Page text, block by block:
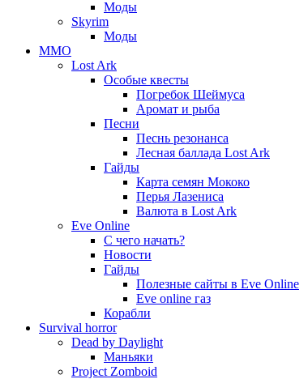
Моды
Skyrim
Моды
ММО
Lost Ark
Особые квесты
Погребок Шеймуса
Аромат и рыба
Песни
Песнь резонанса
Лесная баллада Lost Ark
Гайды
Карта семян Мококо
Перья Лазениса
Валюта в Lost Ark
Eve Online
С чего начать?
Новости
Гайды
Полезные сайты в Eve Online
Eve online газ
Корабли
Survival horror
Dead by Daylight
Маньяки
Project Zomboid